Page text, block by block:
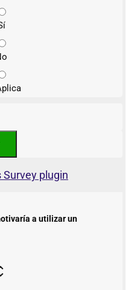
Survey plugin
a utilizar un